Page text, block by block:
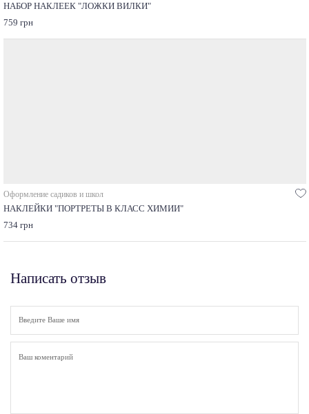
НАБОР НАКЛЕЕК "ЛОЖКИ ВИЛКИ"
759 грн
Оформление садиков и школ
НАКЛЕЙКИ "ПОРТРЕТЫ В КЛАСС ХИМИИ"
734 грн
Написать отзыв